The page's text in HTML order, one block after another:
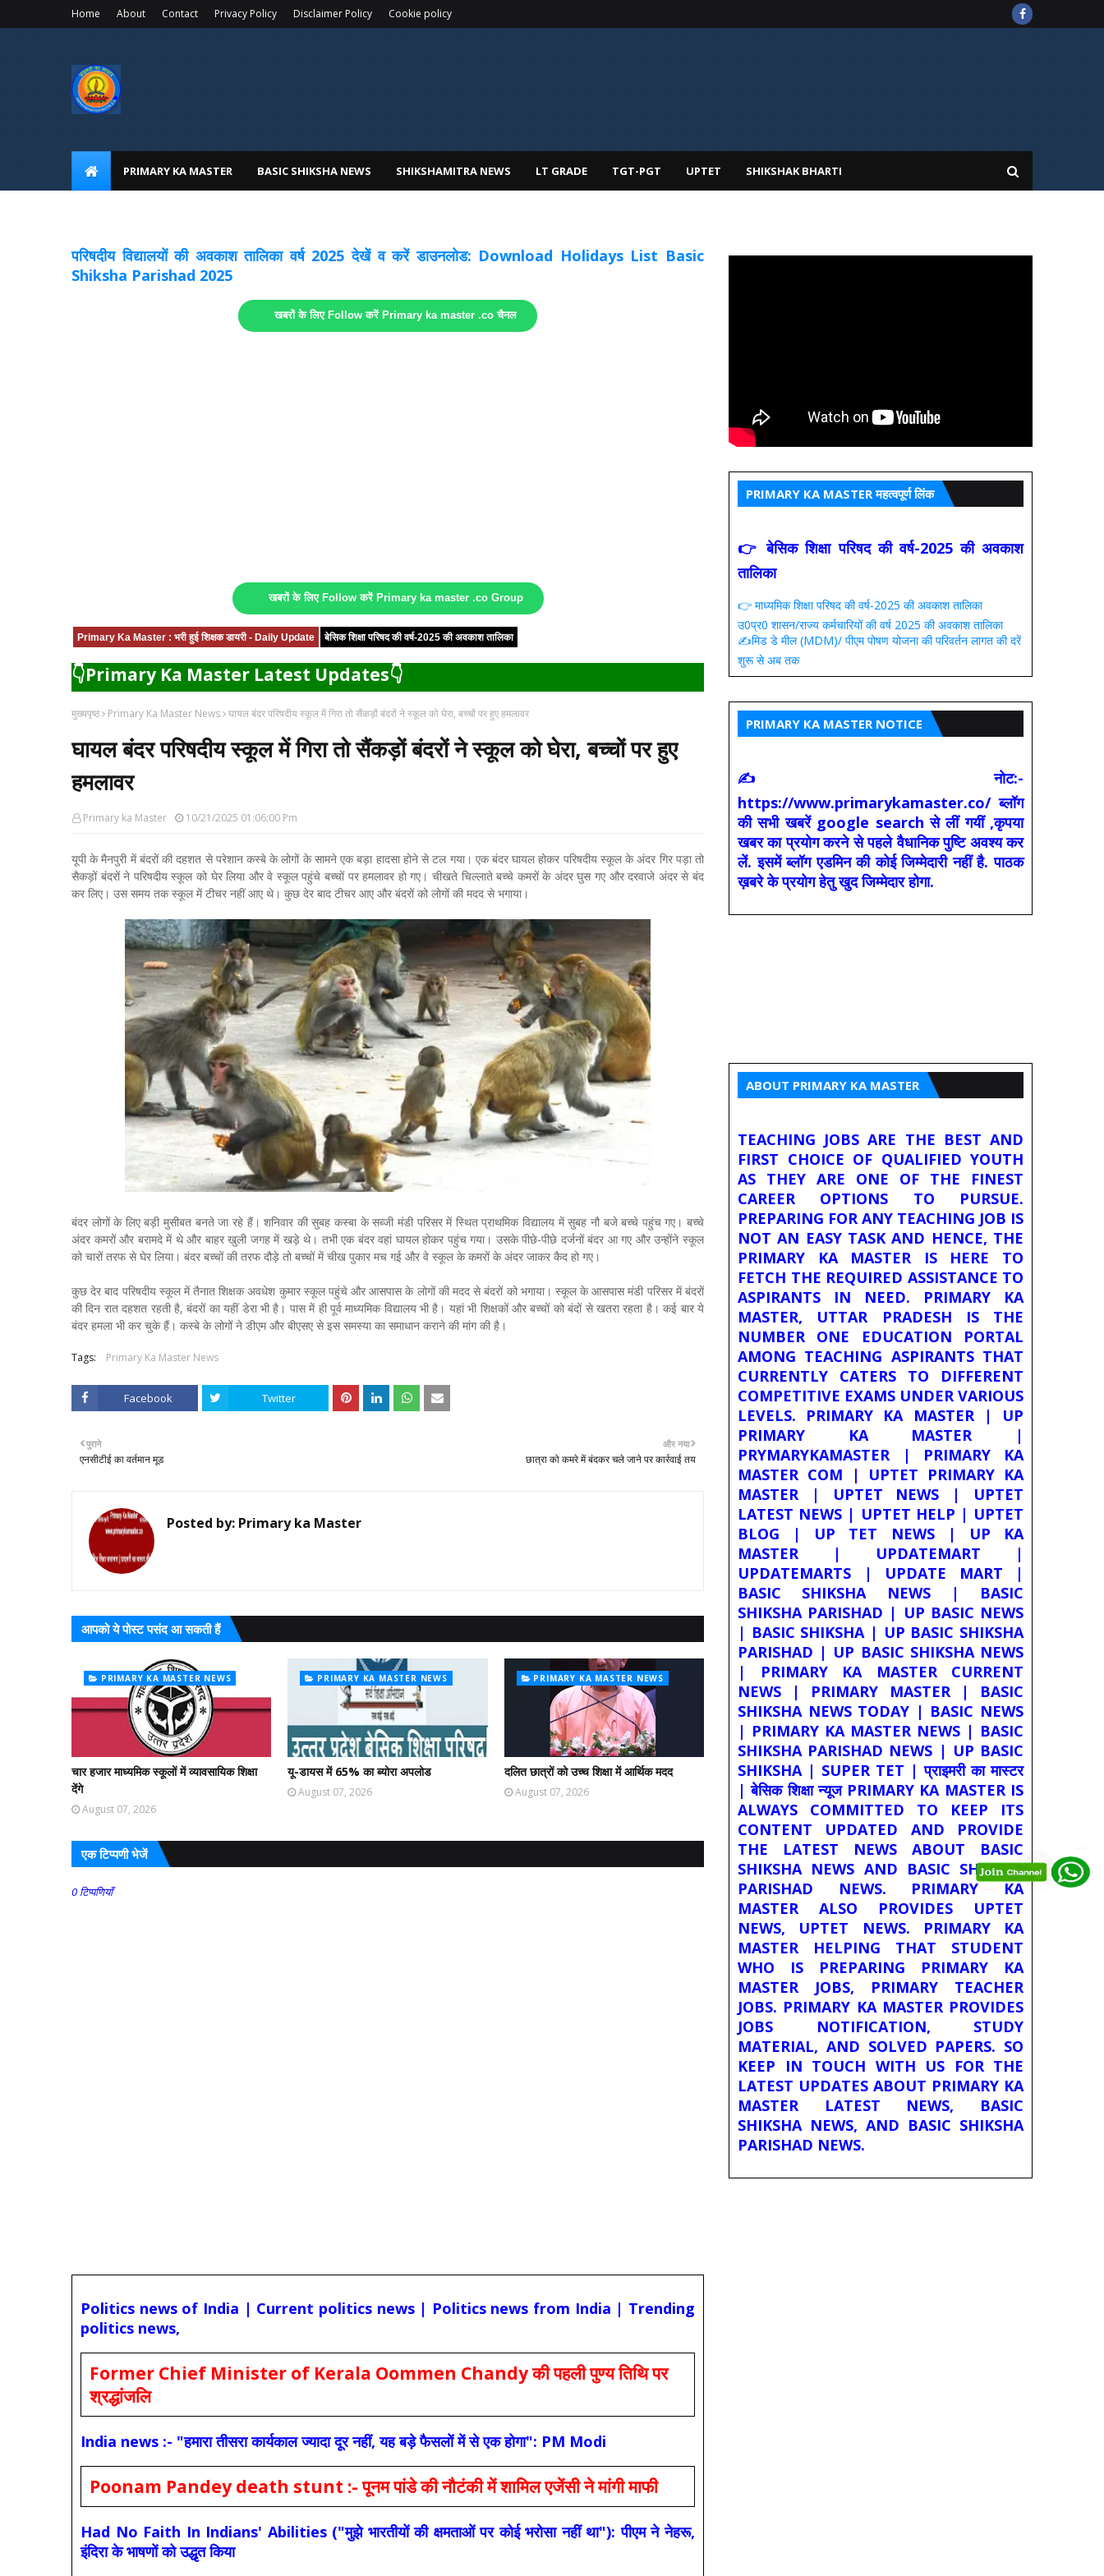
Home About Contact Privacy Policy Disclaimer Policy Cookie policy
PRIMARY KA MASTER BASIC SHIKSHA NEWS SHIKSHAMITRA NEWS LT GRADE TGT-PGT UPTET SHIKSHAK BHARTI
परिषदीय विद्यालयों की अवकाश तालिका वर्ष 2025 देखें व करें डाउनलोड: Download Holidays List Basic
Shiksha Parishad 2025
खबरों के लिए Follow करें Primary ka master .co चैनल
खबरों के लिए Follow करें Primary ka master .co Group
Primary Ka Master : भरी हुई शिक्षक डायरी - Daily Update बेसिक शिक्षा परिषद की वर्ष-2025 की अवकाश तालिका
👇Primary Ka Master Latest Updates👇
मुख्यपृष्ठ Primary Ka Master News घायल बंदर परिषदीय स्कूल में गिरा तो सैंकड़ों बंदरों ने स्कूल को घेरा, बच्चों पर हुए हमलावर
घायल बंदर परिषदीय स्कूल में गिरा तो सैंकड़ों बंदरों ने स्कूल को घेरा, बच्चों पर हुए
हमलावर
Primary ka Master 10/21/2025 01:06:00 Pm
यूपी के मैनपुरी में बंदरों की दहशत से परेशान कस्बे के लोगों के सामने एक बड़ा हादसा होने से टल गया। एक बंदर घायल होकर परिषदीय स्कूल के अंदर गिर पड़ा तो
सैकड़ों बंदरों ने परिषदीय स्कूल को घेर लिया और वे स्कूल पहुंचे बच्चों पर हमलावर हो गए। चीखते चिल्लाते बच्चे कमरों के अंदर घुस गए और दरवाजे अंदर से बंद
कर लिए। उस समय तक स्कूल में टीचर नहीं आए थे। कुछ देर बाद टीचर आए और बंदरों को लोगों की मदद से भगाया।
बंदर लोगों के लिए बड़ी मुसीबत बनते जा रहे हैं। शनिवार की सुबह कस्बा के सब्जी मंडी परिसर में स्थित प्राथमिक विद्यालय में सुबह नौ बजे बच्चे पहुंच गए। बच्चे
अंदर कमरों और बरामदे में थे और बाहर खुली जगह में खड़े थे। तभी एक बंदर वहां घायल होकर पहुंच गया। उसके पीछे-पीछे दर्जनों बंदर आ गए और उन्होंने स्कूल
को चारों तरफ से घेर लिया। बंदर बच्चों की तरफ दौड़े तो बच्चों में चीख पुकार मच गई और वे स्कूल के कमरों के अंदर जाकर कैद हो गए।
कुछ देर बाद परिषदीय स्कूल में तैनात शिक्षक अवधेश कुमार स्कूल पहुंचे और आसपास के लोगों की मदद से बंदरों को भगाया। स्कूल के आसपास मंडी परिसर में बंदरों
की दिन रात दहशत रहती है, बंदरों का यहीं डेरा भी है। पास में ही पूर्व माध्यमिक विद्यालय भी है। यहां भी शिक्षकों और बच्चों को बंदों से खतरा रहता है। कई बार ये
बंदर हमला भी कर चुके हैं। कस्बे के लोगों ने डीएम और बीएसए से इस समस्या का समाधान कराने की मांग की है।
Tags: Primary Ka Master News
Facebook Twitter
और नया
छात्रा को कमरे में बंदकर चले जाने पर कार्रवाई तय
पुराने
एनसीटीई का वर्तमान मूड
Posted by: Primary ka Master
आपको ये पोस्ट पसंद आ सकती हैं
PRIMARY KA MASTER NEWS
चार हजार माध्यमिक स्कूलों में व्यावसायिक शिक्षा
देंगे
August 07, 2026
PRIMARY KA MASTER NEWS
यू-डायस में 65% का ब्योरा अपलोड
August 07, 2026
PRIMARY KA MASTER NEWS
दलित छात्रों को उच्च शिक्षा में आर्थिक मदद
August 07, 2026
एक टिप्पणी भेजें
0 टिप्पणियाँ
Politics news of India | Current politics news | Politics news from India | Trending
politics news,
Former Chief Minister of Kerala Oommen Chandy की पहली पुण्य तिथि पर
श्रद्धांजलि
India news :- "हमारा तीसरा कार्यकाल ज्यादा दूर नहीं, यह बड़े फैसलों में से एक होगा": PM Modi
Poonam Pandey death stunt :- पूनम पांडे की नौटंकी में शामिल एजेंसी ने मांगी माफी
Had No Faith In Indians' Abilities ("मुझे भारतीयों की क्षमताओं पर कोई भरोसा नहीं था"): पीएम ने नेहरू,
इंदिरा के भाषणों को उद्धृत किया
PRIMARY KA MASTER महत्वपूर्ण लिंक
👉 बेसिक शिक्षा परिषद की वर्ष-2025 की अवकाश
तालिका
👉 माध्यमिक शिक्षा परिषद की वर्ष-2025 की अवकाश तालिका
उ0प्र0 शासन/राज्य कर्मचारियों की वर्ष 2025 की अवकाश तालिका
✍️मिड डे मील (MDM)/ पीएम पोषण योजना की परिवर्तन लागत की दरें
शुरू से अब तक
PRIMARY KA MASTER NOTICE
✍ नोट:-
https://www.primarykamaster.co/ ब्लॉग
की सभी खबरें google search से लीं गयीं ,कृपया
खबर का प्रयोग करने से पहले वैधानिक पुष्टि अवश्य कर
लें. इसमें ब्लॉग एडमिन की कोई जिम्मेदारी नहीं है. पाठक
ख़बरे के प्रयोग हेतु खुद जिम्मेदार होगा.
ABOUT PRIMARY KA MASTER
TEACHING JOBS ARE THE BEST AND
FIRST CHOICE OF QUALIFIED YOUTH
AS THEY ARE ONE OF THE FINEST
CAREER OPTIONS TO PURSUE.
PREPARING FOR ANY TEACHING JOB IS
NOT AN EASY TASK AND HENCE, THE
PRIMARY KA MASTER IS HERE TO
FETCH THE REQUIRED ASSISTANCE TO
ASPIRANTS IN NEED. PRIMARY KA
MASTER, UTTAR PRADESH IS THE
NUMBER ONE EDUCATION PORTAL
AMONG TEACHING ASPIRANTS THAT
CURRENTLY CATERS TO DIFFERENT
COMPETITIVE EXAMS UNDER VARIOUS
LEVELS. PRIMARY KA MASTER | UP
PRIMARY KA MASTER |
PRYMARYKAMASTER | PRIMARY KA
MASTER COM | UPTET PRIMARY KA
MASTER | UPTET NEWS | UPTET
LATEST NEWS | UPTET HELP | UPTET
BLOG | UP TET NEWS | UP KA
MASTER | UPDATEMART |
UPDATEMARTS | UPDATE MART |
BASIC SHIKSHA NEWS | BASIC
SHIKSHA PARISHAD | UP BASIC NEWS
| BASIC SHIKSHA | UP BASIC SHIKSHA
PARISHAD | UP BASIC SHIKSHA NEWS
| PRIMARY KA MASTER CURRENT
NEWS | PRIMARY MASTER | BASIC
SHIKSHA NEWS TODAY | BASIC NEWS
| PRIMARY KA MASTER NEWS | BASIC
SHIKSHA PARISHAD NEWS | UP BASIC
SHIKSHA | SUPER TET | प्राइमरी का मास्टर
| बेसिक शिक्षा न्यूज PRIMARY KA MASTER IS
ALWAYS COMMITTED TO KEEP ITS
CONTENT UPDATED AND PROVIDE
THE LATEST NEWS ABOUT BASIC
SHIKSHA NEWS AND BASIC SHIKSHA
PARISHAD NEWS. PRIMARY KA
MASTER ALSO PROVIDES UPTET
NEWS, UPTET NEWS. PRIMARY KA
MASTER HELPING THAT STUDENT
WHO IS PREPARING PRIMARY KA
MASTER JOBS, PRIMARY TEACHER
JOBS. PRIMARY KA MASTER PROVIDES
JOBS NOTIFICATION, STUDY
MATERIAL, AND SOLVED PAPERS. SO
KEEP IN TOUCH WITH US FOR THE
LATEST UPDATES ABOUT PRIMARY KA
MASTER LATEST NEWS, BASIC
SHIKSHA NEWS, AND BASIC SHIKSHA
PARISHAD NEWS.